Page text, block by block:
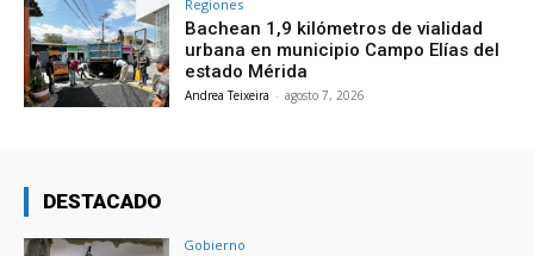
Regiones
Bachean 1,9 kilómetros de vialidad
urbana en municipio Campo Elías del
estado Mérida
Andrea Teixeira - agosto 7, 2026
DESTACADO
Gobierno